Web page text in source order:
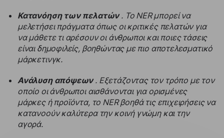
Κατανόηση των πελατών. Το NER μπορεί να
μελετήσει πράγματα όπως οι κριτικές πελατών για
να μάθετε τι αρέσουν οι άνθρωποι και ποιες τάσεις
είναι δημοφιλείς, βοηθώντας με πιο αποτελεσματικό
μάρκετινγκ.
Ανάλυση απόψεων. Εξετάζοντας τον τρόπο με τον
οποίο οι άνθρωποι αισθάνονται για ορισμένες
μάρκες ή προϊόντα, το NER βοηθά τις επιχειρήσεις να
κατανοούν καλύτερα την κοινή γνώμη και την
αγορά.